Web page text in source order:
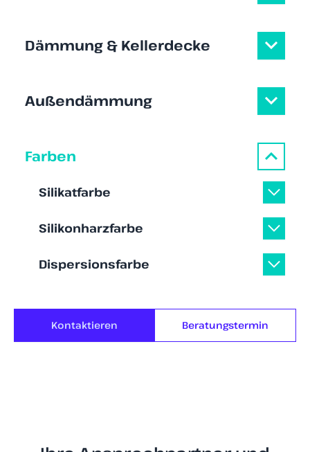
Dämmung & Kellerdecke
Außendämmung
Farben
Silikatfarbe
Silikonharzfarbe
Dispersionsfarbe
Kontaktieren Beratungstermin